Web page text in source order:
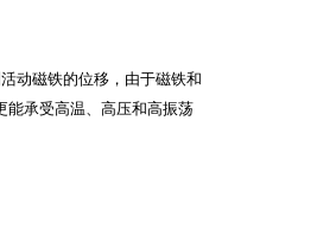
动磁铁的位移，由于磁铁和
能承受高温、高压和高振荡